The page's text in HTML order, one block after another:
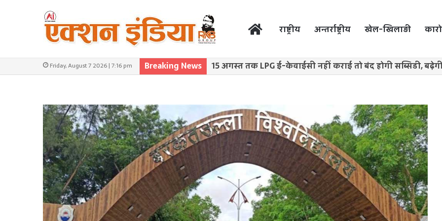
राष्ट्रीय अन्तर्राष्ट्रीय खेल-खिलाड़ी
Friday, August 7 2026 | 7:16 pm Breaking News 15 अगस्त तक LPG ई-केवाईसी नहीं कराई तो बंद होगी सब्सिडी,